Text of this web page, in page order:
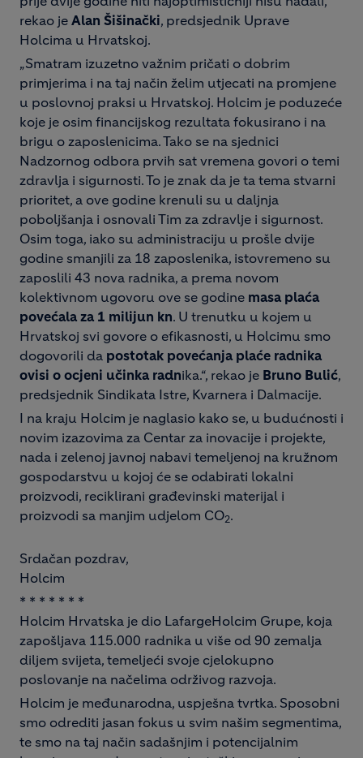
rekao je Alan Šišinački, predsjednik Uprave
Holcima u Hrvatskoj.
„Smatram izuzetno važnim pričati o dobrim
primjerima i na taj način želim utjecati na promjene
u poslovnoj praksi u Hrvatskoj. Holcim je poduzeće
koje je osim financijskog rezultata fokusirano i na
brigu o zaposlenicima. Tako se na sjednici
Nadzornog odbora prvih sat vremena govori o temi
zdravlja i sigurnosti. To je znak da je ta tema stvarni
prioritet, a ove godine krenuli su u daljnja
poboljšanja i osnovali Tim za zdravlje i sigurnost.
Osim toga, iako su administraciju u prošle dvije
godine smanjili za 18 zaposlenika, istovremeno su
zaposlili 43 nova radnika, a prema novom
kolektivnom ugovoru ove se godine masa plaća
povećala za 1 milijun kn. U trenutku u kojem u
Hrvatskoj svi govore o efikasnosti, u Holcimu smo
dogovorili da postotak povećanja plaće radnika
ovisi o ocjeni učinka radnika.“, rekao je Bruno Bulić,
predsjednik Sindikata Istre, Kvarnera i Dalmacije.
I na kraju Holcim je naglasio kako se, u budućnosti i
novim izazovima za Centar za inovacije i projekte,
nada i zelenoj javnoj nabavi temeljenoj na kružnom
gospodarstvu u kojoj će se odabirati lokalni
proizvodi, reciklirani građevinski materijal i
proizvodi sa manjim udjelom CO2.
Srdačan pozdrav,
Holcim
* * * * * * *
Holcim Hrvatska je dio LafargeHolcim Grupe, koja
zapošljava 115.000 radnika u više od 90 zemalja
diljem svijeta, temeljeći svoje cjelokupno
poslovanje na načelima održivog razvoja.
Holcim je međunarodna, uspješna tvrtka. Sposobni
smo odrediti jasan fokus u svim našim segmentima,
te smo na taj način sadašnjim i potencijalnim